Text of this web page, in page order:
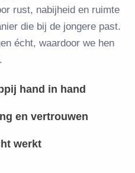
rust, nabijheid en ruimte
die bij de jongere past.
écht, waardoor we hen
hand in hand
en vertrouwen
werkt